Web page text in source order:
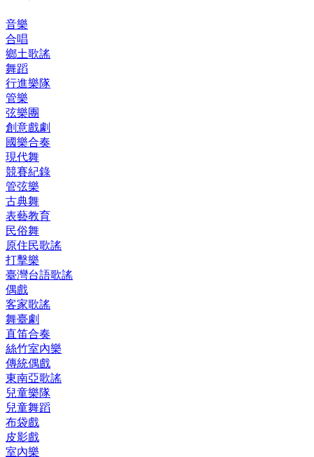
音樂
合唱
鄉土歌謠
舞蹈
行進樂隊
管樂
弦樂團
創意戲劇
國樂合奏
現代舞
競賽紀錄
管弦樂
古典舞
表藝教育
民俗舞
原住民歌謠
打擊樂
臺灣台語歌謠
偶戲
客家歌謠
舞臺劇
直笛合奏
絲竹室內樂
傳統偶戲
東南亞歌謠
兒童樂隊
兒童舞蹈
布袋戲
皮影戲
室內樂